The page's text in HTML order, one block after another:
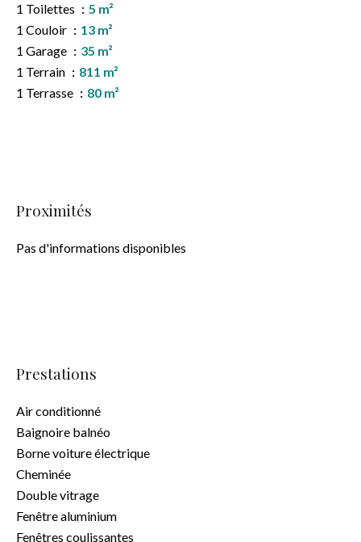
1 Toilettes
5 m²
1 Couloir
13 m²
1 Garage
35 m²
1 Terrain
811 m²
1 Terrasse
80 m²
Proximités
Pas d'informations disponibles
Prestations
Air conditionné
Baignoire balnéo
Borne voiture électrique
Cheminée
Double vitrage
Fenêtre aluminium
Fenêtres coulissantes